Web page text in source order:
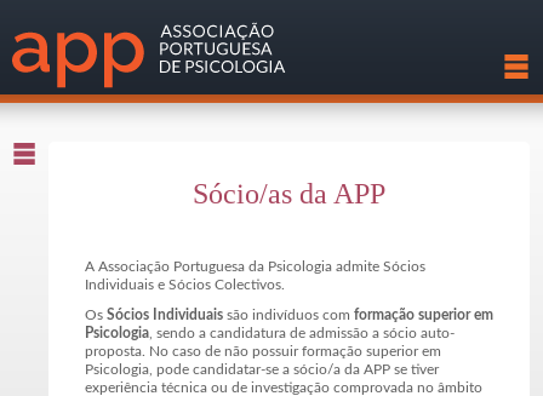
Sócio/as da APP
A Associação Portuguesa da Psicologia admite Sócios
Individuais e Sócios Colectivos.
Os Sócios Individuais são indivíduos com formação superior em
Psicologia , sendo a candidatura de admissão a sócio auto-
proposta. No caso de não possuir formação superior em
Psicologia, pode candidatar-se a sócio/a da APP se tiver
experiência técnica ou de investigação comprovada no âmbito